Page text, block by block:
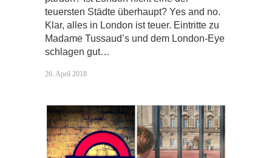
teuersten Städte überhaupt? Yes and no.
Klar, alles in London ist teuer. Eintritte zu
Madame Tussaud’s und dem London-Eye
schlagen gut…
26. April 2018